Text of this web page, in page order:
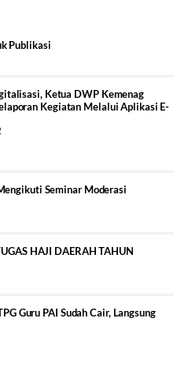
Publikasi
Ketua DWP Kemenag
Kegiatan Melalui Aplikasi E-
Seminar Moderasi
HAJI DAERAH TAHUN
Guru PAI Sudah Cair, Langsung